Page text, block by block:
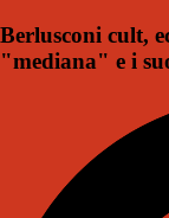
Berlusconi cult,
"mediana" e i